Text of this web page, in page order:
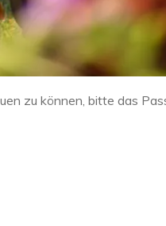
zu können, bitte das